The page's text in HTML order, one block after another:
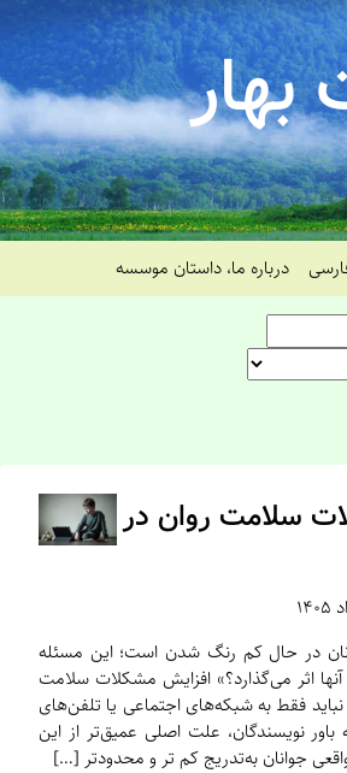
درباره ما، داستان موسسه
سلامت روان در
در حال کم رنگ شدن است؛ این مسئله
اثر می‌گذارد؟» افزایش مشکلات سلامت
نباید فقط به شبکه‌های اجتماعی یا تلفن‌های
نویسندگان، علت اصلی عمیق‌تر از این
جوانان به‌تدریج کم تر و محدودتر […]